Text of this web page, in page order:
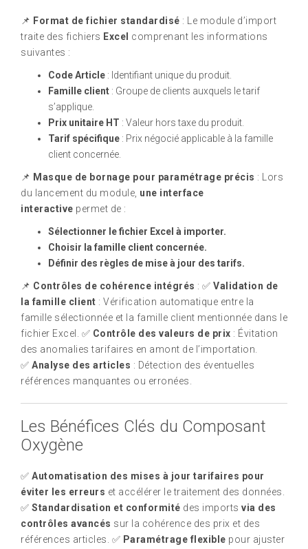
📌 Format de fichier standardisé : Le module d’import
traite des fichiers Excel comprenant les informations
suivantes :
Code Article : Identifiant unique du produit.
Famille client : Groupe de clients auxquels le tarif
s’applique.
Prix unitaire HT : Valeur hors taxe du produit.
Tarif spécifique : Prix négocié applicable à la famille
client concernée.
📌 Masque de bornage pour paramétrage précis : Lors
du lancement du module, une interface
interactive permet de :
Sélectionner le fichier Excel à importer.
Choisir la famille client concernée.
Définir des règles de mise à jour des tarifs.
📌 Contrôles de cohérence intégrés : ✅ Validation de
la famille client : Vérification automatique entre la
famille sélectionnée et la famille client mentionnée dans le
fichier Excel. ✅ Contrôle des valeurs de prix : Évitation
des anomalies tarifaires en amont de l’importation.
✅ Analyse des articles : Détection des éventuelles
références manquantes ou erronées.
Les Bénéfices Clés du Composant
Oxygène
✅ Automatisation des mises à jour tarifaires pour
éviter les erreurs et accélérer le traitement des données.
✅ Standardisation et conformité des imports via des
contrôles avancés sur la cohérence des prix et des
références articles. ✅ Paramétrage flexible pour ajuster